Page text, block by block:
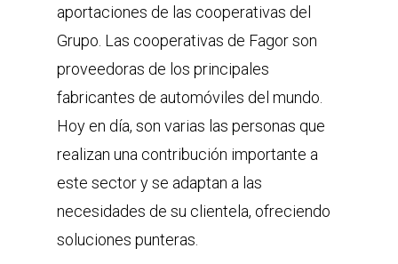
aportaciones de las cooperativas del
Grupo. Las cooperativas de Fagor son
proveedoras de los principales
fabricantes de automóviles del mundo.
Hoy en día, son varias las personas que
realizan una contribución importante a
este sector y se adaptan a las
necesidades de su clientela, ofreciendo
soluciones punteras.